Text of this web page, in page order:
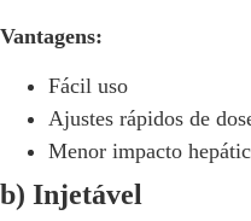
Vantagens:
Fácil uso
Ajustes rápidos de
Menor impacto
b) Injetável